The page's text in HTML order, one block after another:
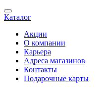
Каталог
Акции
О компании
Карьера
Адреса магазинов
Контакты
Подарочные карты